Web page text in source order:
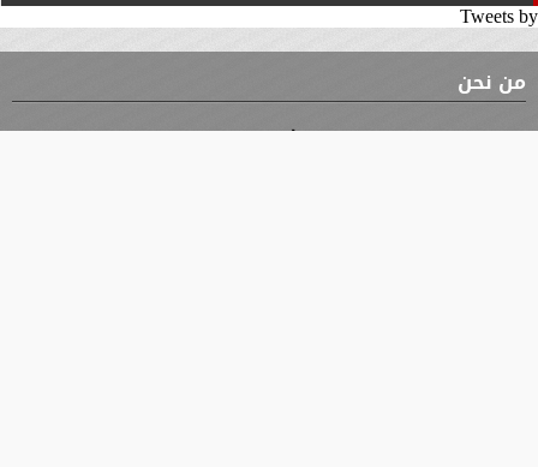
Tweets by
من نحن